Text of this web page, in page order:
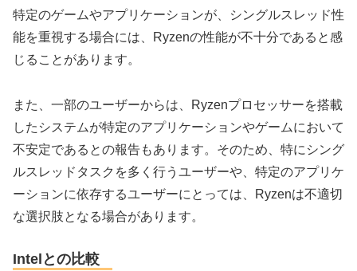
特定のゲームやアプリケーションが、シングルスレッド性
能を重視する場合には、Ryzenの性能が不十分であると感
じることがあります。
また、一部のユーザーからは、Ryzenプロセッサーを搭載
したシステムが特定のアプリケーションやゲームにおいて
不安定であるとの報告もあります。そのため、特にシング
ルスレッドタスクを多く行うユーザーや、特定のアプリケ
ーションに依存するユーザーにとっては、Ryzenは不適切
な選択肢となる場合があります。
Intelとの比較